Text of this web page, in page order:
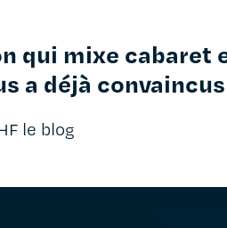
qui mixe cabaret
a déjà convaincus
le blog